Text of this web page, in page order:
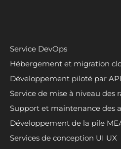
Service DevOps
Hébergement et migration
Développement piloté par API
Service de mise à niveau des
Support et maintenance des
Développement de la pile
Services de conception UI UX